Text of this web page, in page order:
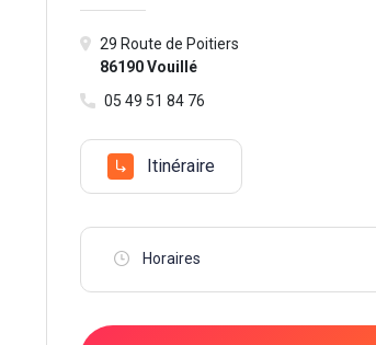
29 Route de Poitiers
86190 Vouillé
05 49 51 84 76
Itinéraire
Horaires